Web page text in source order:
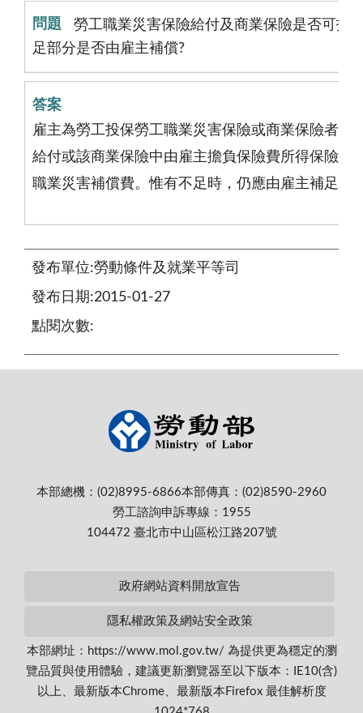
勞工職業災害保險給付及商業保險是否可抵
足部分是否由雇主補償?
雇主為勞工投保勞工職業災害保險或商業保險者，
給付或該商業保險中由雇主擔負保險費所得保險給
職業災害補償費。惟有不足時，仍應由雇主補足。
發布單位:勞動條件及就業平等司
發布日期:2015-01-27
點閱次數:
本部總機：(02)8995-6866本部傳真：(02)8590-2960
勞工諮詢申訴專線：1955
104472 臺北市中山區松江路207號
政府網站資料開放宣告
隱私權政策及網站安全政策
本部網址：https://www.mol.gov.tw/ 為提供更為穩定的瀏
覽品質與使用體驗，建議更新瀏覽器至以下版本：IE10(含)
以上、最新版本Chrome、最新版本Firefox 最佳解析度